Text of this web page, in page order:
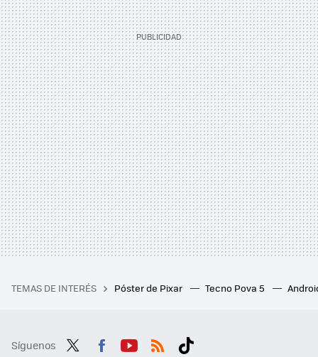
TEMAS DE INTERÉS Póster de Pixar Tecno Pova 5
Síguenos